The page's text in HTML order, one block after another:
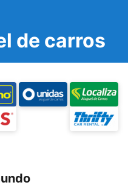
de carros